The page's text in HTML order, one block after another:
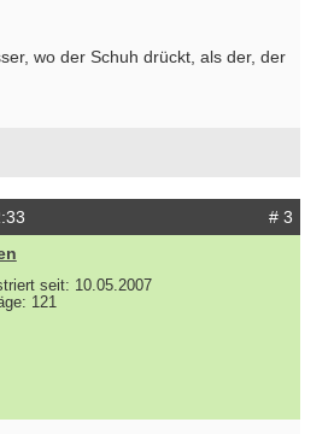
wo der Schuh drückt, als der, der
# 3
seit: 10.05.2007
121